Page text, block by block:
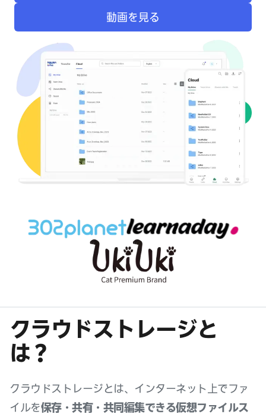
動画を見る
クラウドストレージと
は？
クラウドストレージとは、インターネット上でファ
イルを保存・共有・共同編集できる仮想ファイルス